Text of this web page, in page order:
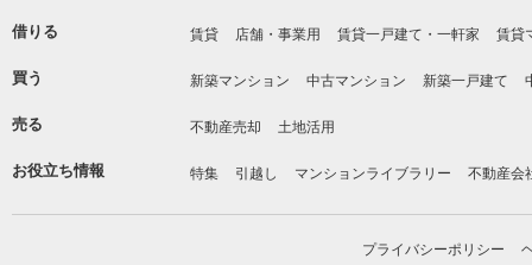
借りる 賃貸 店舗・事業用 賃貸一戸建て・一軒家 賃貸
買う 新築マンション 中古マンション 新築一戸建て
売る 不動産売却 土地活用
お役立ち情報 特集 引越し マンションライブラリー 不動産会
プライバシーポリシー